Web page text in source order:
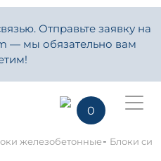
Отправьте заявку на
— мы обязательно вам
0
железобетонные- Блоки